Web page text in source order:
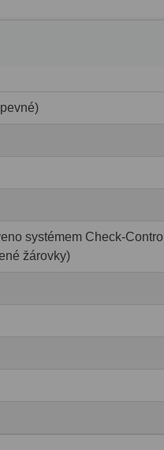
systémem Check-Control
žárovky)